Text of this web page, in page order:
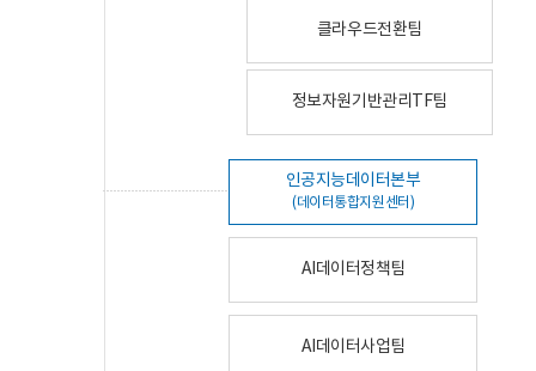
클라우드전환팀
정보자원기반관리TF팀
인공지능데이터본부
(데이터통합지원센터)
AI데이터정책팀
AI데이터사업팀